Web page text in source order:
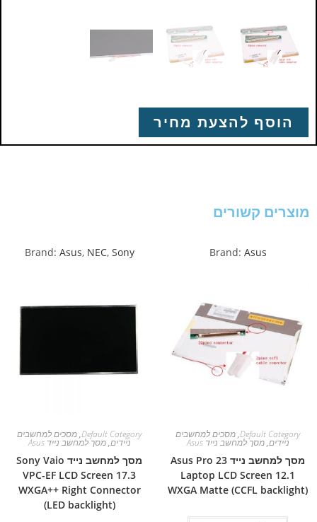
הוסף להצעת מחיר
מוצרים קשורים
Brand: Asus
Default Category
,מסכים למחשבים
ניידים,מסך למחשב נייד Asus
מסך למחשב נייד Asus Pro 23
Laptop LCD Screen 12.1
WXGA Matte (CCFL backlight)
Brand: Asus, NEC, Sony
Default Category
,מסכים למחשבים
ניידים,מסך למחשב נייד Asus
מסך למחשב נייד Sony Vaio
VPC-EF LCD Screen 17.3
WXGA++ Right Connector
(LED backlight)